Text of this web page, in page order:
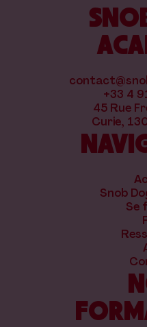
+33 4
45 Rue
Curie,
Snob
Se